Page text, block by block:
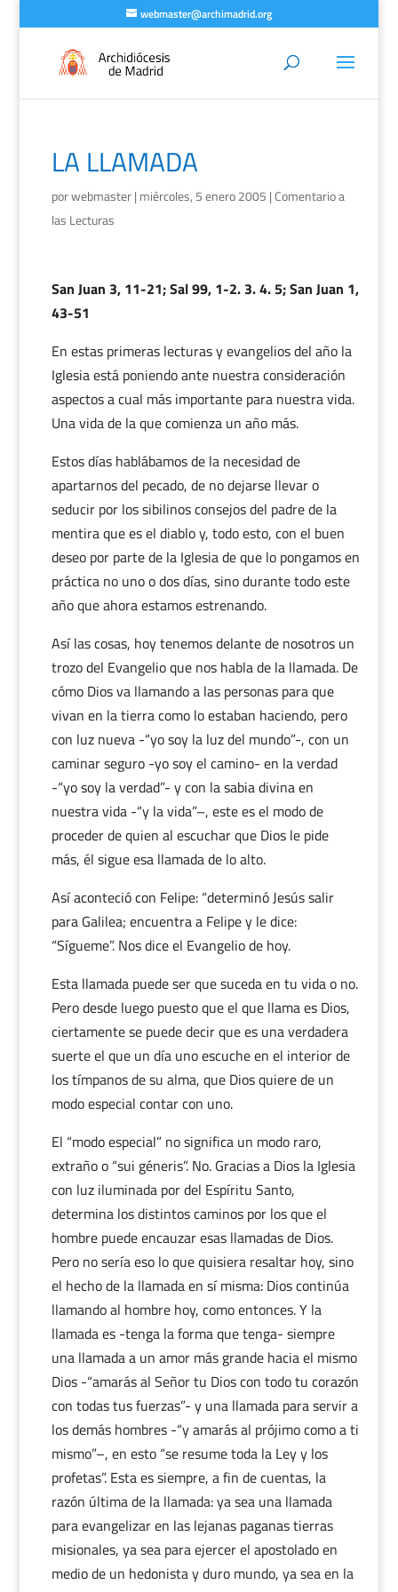
webmaster@archimadrid.org
LA LLAMADA
porwebmaster| miércoles, 5 enero 2005 |Comentario a
las Lecturas
San Juan 3, 11-21; Sal 99, 1-2. 3. 4. 5; San Juan 1,
43-51
En estas primeras lecturas y evangelios del año la
Iglesia está poniendo ante nuestra consideración
aspectos a cual más importante para nuestra vida.
Una vida de la que comienza un año más.
Estos días hablábamos de la necesidad de
apartarnos del pecado, de no dejarse llevar o
seducir por los sibilinos consejos del padre de la
mentira que es el diablo y, todo esto, con el buen
deseo por parte de la Iglesia de que lo pongamos en
práctica no uno o dos días, sino durante todo este
año que ahora estamos estrenando.
Así las cosas, hoy tenemos delante de nosotros un
trozo del Evangelio que nos habla de la llamada. De
cómo Dios va llamando a las personas para que
vivan en la tierra como lo estaban haciendo, pero
con luz nueva -“yo soy la luz del mundo”-, con un
caminar seguro -yo soy el camino- en la verdad
-“yo soy la verdad”- y con la sabia divina en
nuestra vida -“y la vida”–, este es el modo de
proceder de quien al escuchar que Dios le pide
más, él sigue esa llamada de lo alto.
Así aconteció con Felipe: “determinó Jesús salir
para Galilea; encuentra a Felipe y le dice:
“Sígueme”. Nos dice el Evangelio de hoy.
Esta llamada puede ser que suceda en tu vida o no.
Pero desde luego puesto que el que llama es Dios,
ciertamente se puede decir que es una verdadera
suerte el que un día uno escuche en el interior de
los tímpanos de su alma, que Dios quiere de un
modo especial contar con uno.
El “modo especial” no significa un modo raro,
extraño o “sui géneris”. No. Gracias a Dios la Iglesia
con luz iluminada por del Espíritu Santo,
determina los distintos caminos por los que el
hombre puede encauzar esas llamadas de Dios.
Pero no sería eso lo que quisiera resaltar hoy, sino
el hecho de la llamada en sí misma: Dios continúa
llamando al hombre hoy, como entonces. Y la
llamada es -tenga la forma que tenga- siempre
una llamada a un amor más grande hacia el mismo
Dios -“amarás al Señor tu Dios con todo tu corazón
con todas tus fuerzas”- y una llamada para servir a
los demás hombres -“y amarás al prójimo como a ti
mismo”–, en esto “se resume toda la Ley y los
profetas”. Esta es siempre, a fin de cuentas, la
razón última de la llamada: ya sea una llamada
para evangelizar en las lejanas paganas tierras
misionales, ya sea para ejercer el apostolado en
medio de un hedonista y duro mundo, ya sea en la